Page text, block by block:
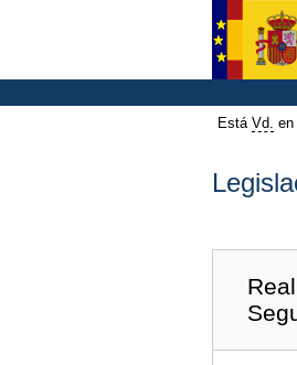
Está Vd. en